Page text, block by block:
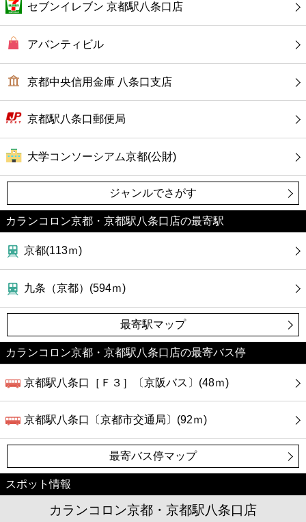
セブンイレブン 京都駅八条口店
アバンティビル
京都中央信用金庫 八条口支店
京都駅八条口郵便局
大学コンソーシアム京都(公財)
ジャンルでさがす
カランコロン京都・京都駅八条口店の最寄駅
京都(113ｍ)
九条（京都）(594ｍ)
最寄駅マップ
カランコロン京都・京都駅八条口店の最寄バス停
京都駅八条口［Ｆ３］〔京阪バス〕(48ｍ)
京都駅八条口〔京都市交通局〕(92ｍ)
最寄バス停マップ
スポット情報
カランコロン京都・京都駅八条口店